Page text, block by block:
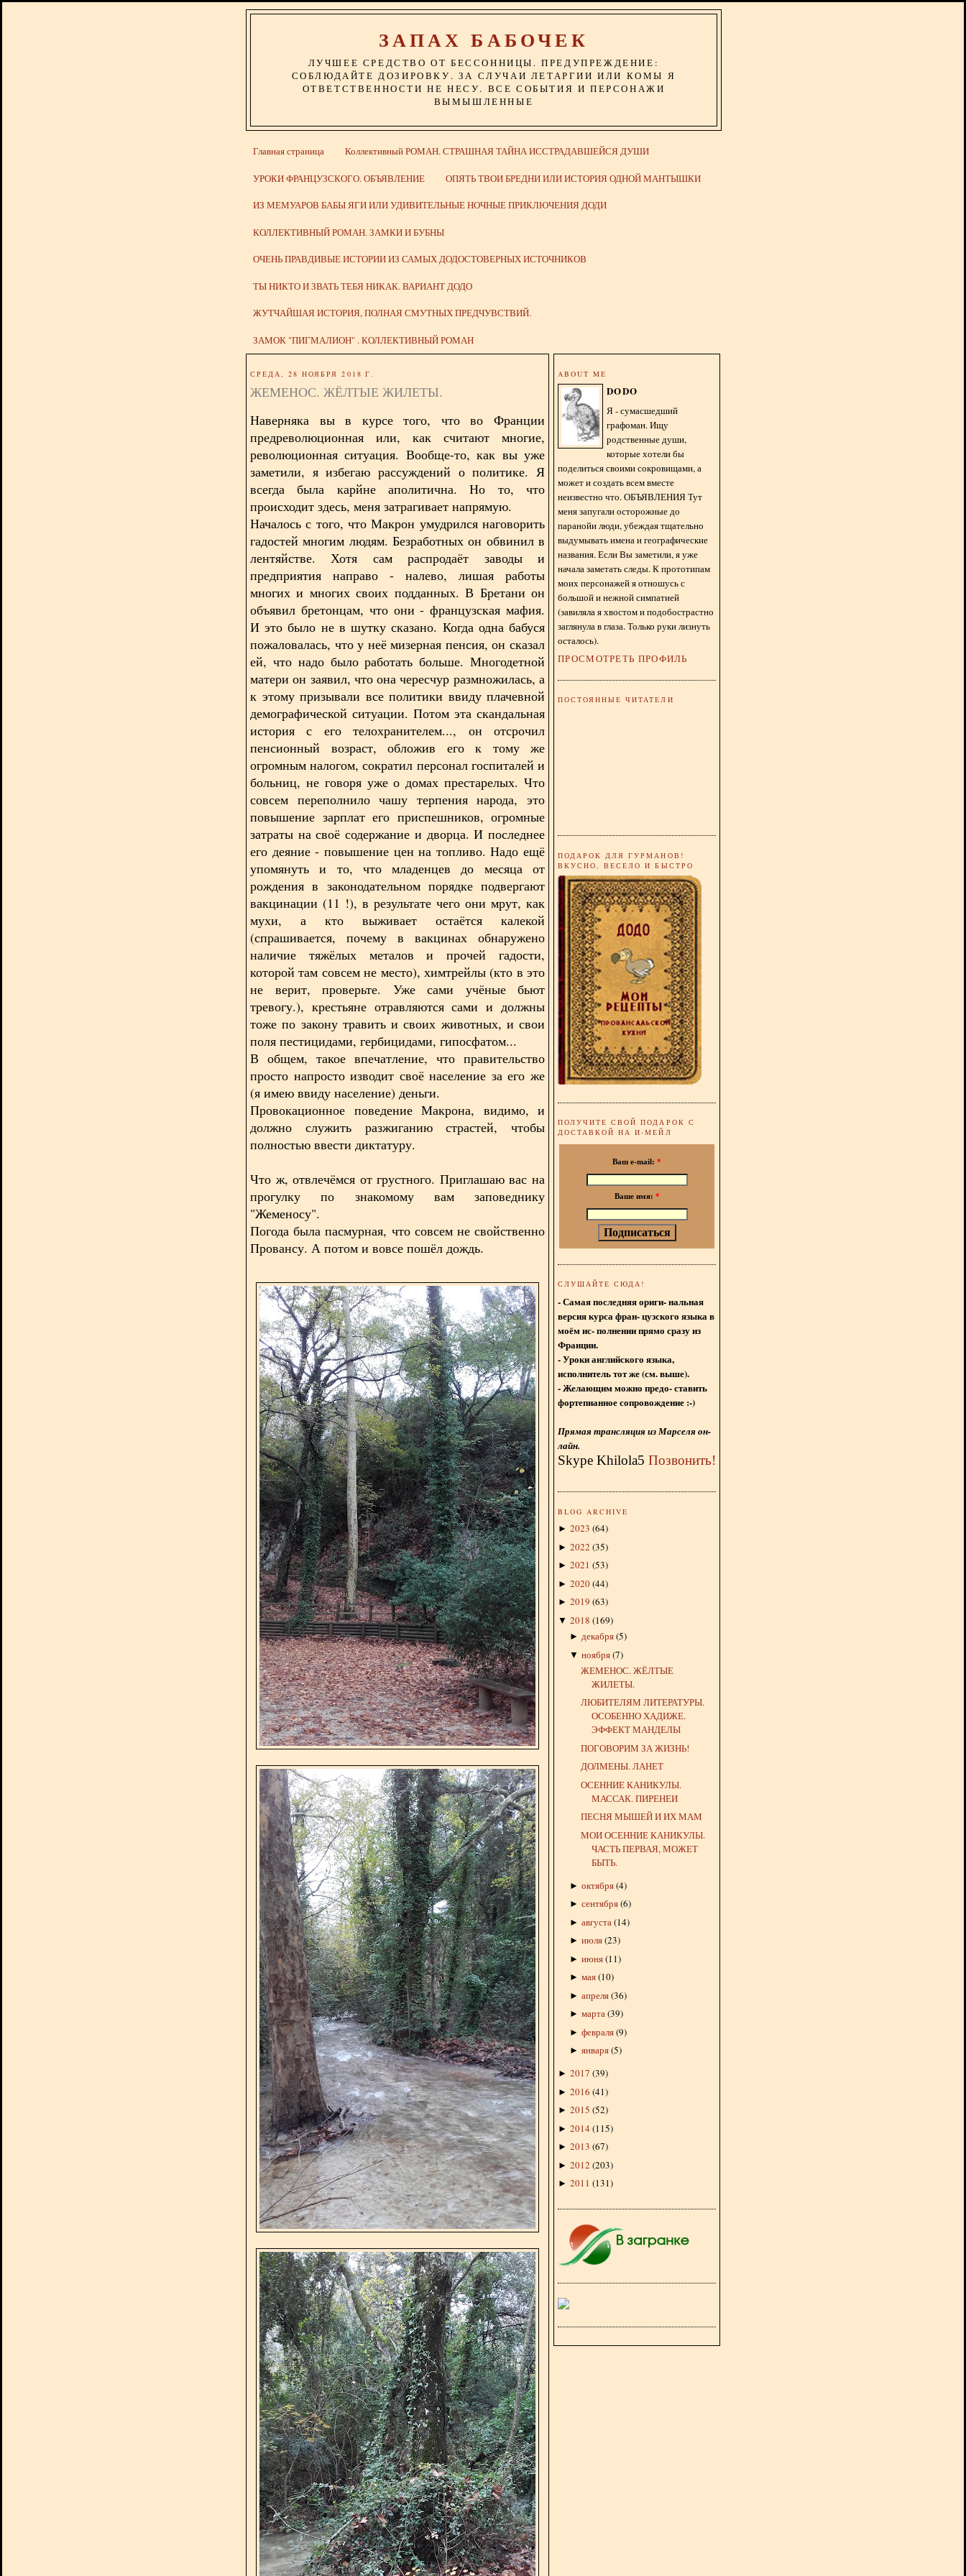
ЗАПАХ БАБОЧЕК
ЛУЧШЕЕ СРЕДСТВО ОТ БЕССОННИЦЫ. ПРЕДУПРЕЖДЕНИЕ:
СОБЛЮДАЙТЕ ДОЗИРОВКУ. ЗА СЛУЧАИ ЛЕТАРГИИ ИЛИ КОМЫ Я
ОТВЕТСТВЕННОСТИ НЕ НЕСУ. ВСЕ СОБЫТИЯ И ПЕРСОНАЖИ
ВЫМЫШЛЕННЫЕ
Главная страница Коллективный РОМАН. СТРАШНАЯ ТАЙНА ИССТРАДАВШЕЙСЯ ДУШИ
УРОКИ ФРАНЦУЗСКОГО. ОБЪЯВЛЕНИЕ ОПЯТЬ ТВОИ БРЕДНИ ИЛИ ИСТОРИЯ ОДНОЙ МАНТЫШКИ
ИЗ МЕМУАРОВ БАБЫ ЯГИ ИЛИ УДИВИТЕЛЬНЫЕ НОЧНЫЕ ПРИКЛЮЧЕНИЯ ДОДИ
КОЛЛЕКТИВНЫЙ РОМАН. ЗАМКИ И БУБНЫ
ОЧЕНЬ ПРАВДИВЫЕ ИСТОРИИ ИЗ САМЫХ ДОДОСТОВЕРНЫХ ИСТОЧНИКОВ
ТЫ НИКТО И ЗВАТЬ ТЕБЯ НИКАК. ВАРИАНТ ДОДО
ЖУТЧАЙШАЯ ИСТОРИЯ, ПОЛНАЯ СМУТНЫХ ПРЕДЧУВСТВИЙ.
ЗАМОК "ПИГМАЛИОН" . КОЛЛЕКТИВНЫЙ РОМАН
СРЕДА, 28 НОЯБРЯ 2018 Г.
ЖЕМЕНОС. ЖЁЛТЫЕ ЖИЛЕТЫ.
Наверняка вы в курсе того, что во Франции
предреволюционная или, как считают многие,
революционная ситуация. Вообще-то, как вы уже
заметили, я избегаю рассуждений о политике. Я
всегда была карйне аполитична. Но то, что
происходит здесь, меня затрагивает напрямую.
Началось с того, что Макрон умудрился наговорить
гадостей многим людям. Безработных он обвинил в
лентяйстве. Хотя сам распродаёт заводы и
предприятия направо - налево, лишая работы
многих и многих своих подданных. В Бретани он
объявил бретонцам, что они - французская мафия.
И это было не в шутку сказано. Когда одна бабуся
пожаловалась, что у неё мизерная пенсия, он сказал
ей, что надо было работать больше. Многодетной
матери он заявил, что она чересчур размножилась, а
к этому призывали все политики ввиду плачевной
демографической ситуации. Потом эта скандальная
история с его телохранителем..., он отсрочил
пенсионный возраст, обложив его к тому же
огромным налогом, сократил персонал госпиталей и
больниц, не говоря уже о домах престарелых. Что
совсем переполнило чашу терпения народа, это
повышение зарплат его приспешников, огромные
затраты на своё содержание и дворца. И последнее
его деяние - повышение цен на топливо. Надо ещё
упомянуть и то, что младенцев до месяца от
рождения в законодательном порядке подвергают
вакцинации (11 !), в результате чего они мрут, как
мухи, а кто выживает остаётся калекой
(спрашивается, почему в вакцинах обнаружено
наличие тяжёлых металов и прочей гадости,
которой там совсем не место), химтрейлы (кто в это
не верит, проверьте. Уже сами учёные бьют
тревогу.), крестьяне отравляются сами и должны
тоже по закону травить и своих животных, и свои
поля пестицидами, гербицидами, гипосфатом...
В общем, такое впечатление, что правительство
просто напросто изводит своё население за его же
(я имею ввиду население) деньги.
Провокационное поведение Макрона, видимо, и
должно служить разжиганию страстей, чтобы
полностью ввести диктатуру.
Что ж, отвлечёмся от грустного. Приглашаю вас на
прогулку по знакомому вам заповеднику
"Жеменосу".
Погода была пасмурная, что совсем не свойственно
Провансу. А потом и вовсе пошёл дождь.
ABOUT ME
DODO
Я - сумасшедший
графоман. Ищу
родственные души,
которые хотели бы
поделиться своими сокровищами, а
может и создать всем вместе
неизвестно что. ОБЪЯВЛЕНИЯ Тут
меня запугали осторожные до
паранойи люди, убеждая тщательно
выдумывать имена и географические
названия. Если Вы заметили, я уже
начала заметать следы. К прототипам
моих персонажей я отношусь с
большой и нежной симпатией
(завиляла я хвостом и подобострастно
заглянула в глаза. Только руки лизнуть
осталось).
ПРОСМОТРЕТЬ ПРОФИЛЬ
ПОСТОЯННЫЕ ЧИТАТЕЛИ
ПОДАРОК ДЛЯ ГУРМАНОВ!
ВКУСНО, ВЕСЕЛО И БЫСТРО
ПОЛУЧИТЕ СВОЙ ПОДАРОК С
ДОСТАВКОЙ НА И-МЕЙЛ
Ваш e-mail: *
Ваше имя: *
СЛУШАЙТЕ СЮДА!
- Самая последняя ориги- нальная
версия курса фран- цузского языка в
моём ис- полнении прямо сразу из
Франции.
- Уроки английского языка,
исполнитель тот же (см. выше).
- Желающим можно предо- ставить
фортепианное сопровождение :-)
Прямая трансляция из Марселя он-
лайн.
Skype Khilola5 Позвонить!
BLOG ARCHIVE
► 2023 (64)
► 2022 (35)
► 2021 (53)
► 2020(44)
► 2019 (63)
▼ 2018 (169)
► декабря(5)
▼ ноября(7)
ЖЕМЕНОС. ЖЁЛТЫЕ
ЖИЛЕТЫ.
ЛЮБИТЕЛЯМ ЛИТЕРАТУРЫ.
ОСОБЕННО ХАДИЖЕ.
ЭФФЕКТ МАНДЕЛЫ
ПОГОВОРИМ ЗА ЖИЗНЬ!
ДОЛМЕНЫ. ЛАНЕТ
ОСЕННИЕ КАНИКУЛЫ.
МАССАК. ПИРЕНЕИ
ПЕСНЯ МЫШЕЙ И ИХ МАМ
МОИ ОСЕННИЕ КАНИКУЛЫ.
ЧАСТЬ ПЕРВАЯ, МОЖЕТ
БЫТЬ.
► октября(4)
► сентября(6)
► августа(14)
► июля(23)
► июня(11)
► мая(10)
► апреля(36)
► марта(39)
► февраля(9)
► января(5)
► 2017 (39)
► 2016 (41)
► 2015 (52)
► 2014 (115)
► 2013 (67)
► 2012 (203)
► 2011 (131)